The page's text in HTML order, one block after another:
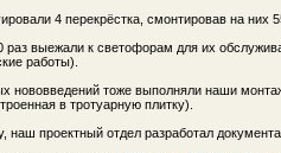
4 перекрёстка, смонтировав на
раз выежали к светофорам для их
работы).
нововведений тоже выполняли наши
в тротуарную плитку).
наш проектный отдел разработал